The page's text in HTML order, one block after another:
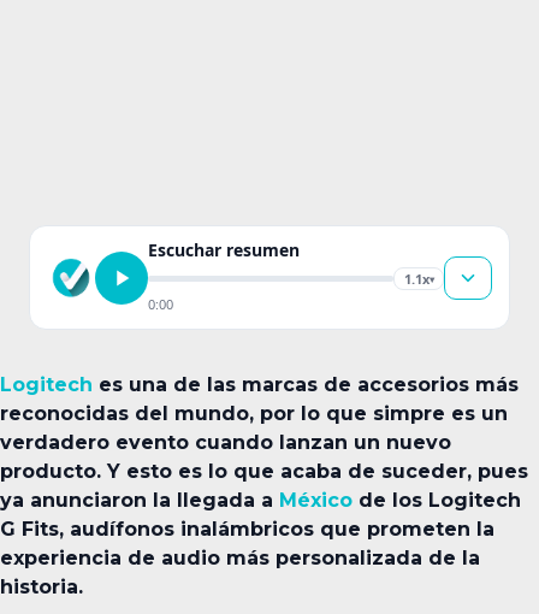
Escuchar resumen
1.1x▾
0:00
Logitech es una de las marcas de accesorios más
reconocidas del mundo, por lo que simpre es un
verdadero evento cuando lanzan un nuevo
producto. Y esto es lo que acaba de suceder, pues
ya anunciaron la llegada a México de los Logitech
G Fits, audífonos inalámbricos que prometen la
experiencia de audio más personalizada de la
historia.